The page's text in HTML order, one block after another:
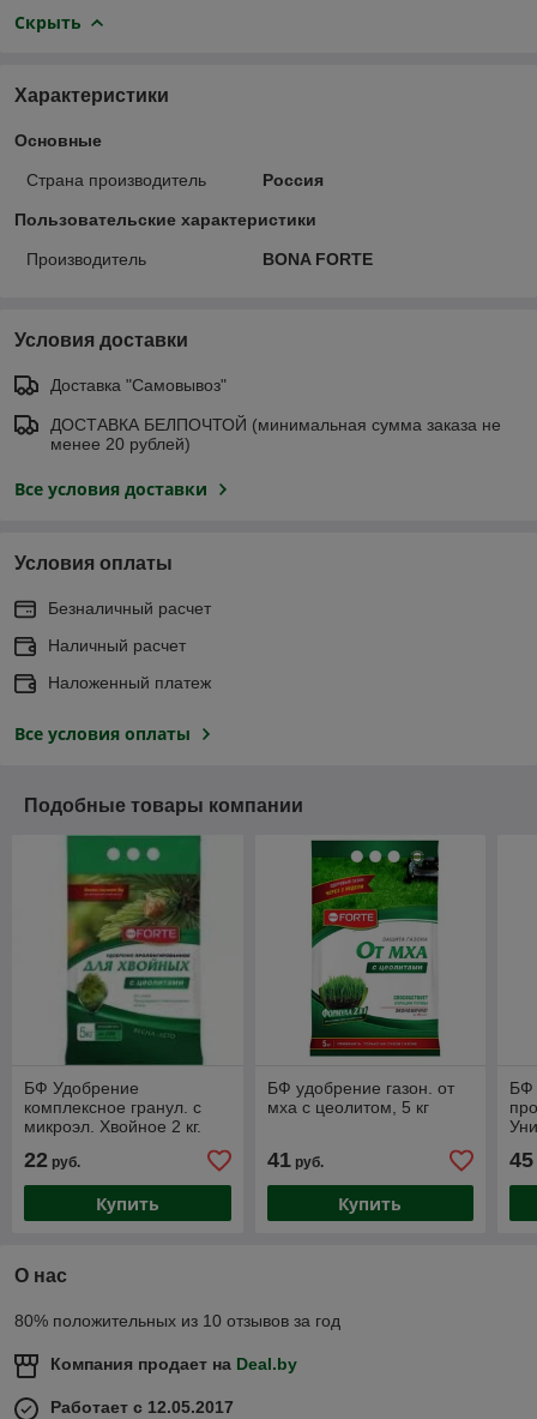
Скрыть
Характеристики
Основные
Страна производитель Россия
Пользовательские характеристики
Производитель BONA FORTE
Условия доставки
Доставка "Самовывоз"
ДОСТАВКА БЕЛПОЧТОЙ (минимальная сумма заказа не
менее 20 рублей)
Все условия доставки
Условия оплаты
Безналичный расчет
Наличный расчет
Наложенный платеж
Все условия оплаты
Подобные товары компании
БФ Удобрение
комплексное гранул. с
микроэл. Хвойное 2 кг.
22 руб.
Купить
БФ удобрение газон. от
мха с цеолитом, 5 кг
41руб.
Купить
БФ
5кг
45
О нас
80% положительных из 10 отзывов за год
Компания продает на Deal.by
Работает с 12.05.2017